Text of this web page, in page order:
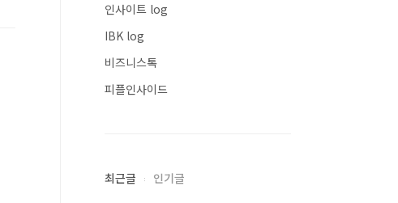
인사이트 log
IBK log
비즈니스톡
피플인사이드
최근글 인기글